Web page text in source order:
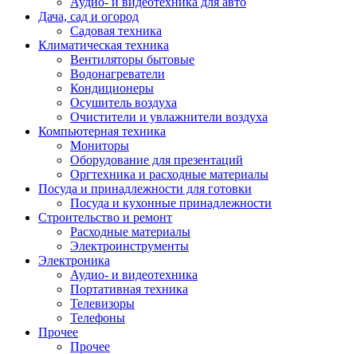
Дача, сад и огород
Садовая техника
Климатическая техника
Вентиляторы бытовые
Водонагреватели
Кондиционеры
Осушитель воздуха
Очистители и увлажнители воздуха
Компьютерная техника
Мониторы
Оборудование для презентаций
Оргтехника и расходные материалы
Посуда и принадлежности для готовки
Посуда и кухонные принадлежности
Строительство и ремонт
Расходные материалы
Электроинструменты
Электроника
Аудио- и видеотехника
Портативная техника
Телевизоры
Телефоны
Прочее
Прочее